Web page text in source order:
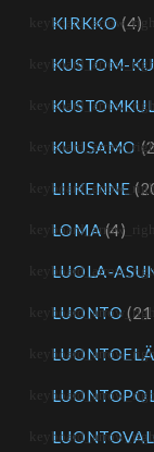
KIRKKO (4)
KUSTOM-
KUUSAMO
LIIKENNE
LOMA (4)
LUOLA-
LUONTO